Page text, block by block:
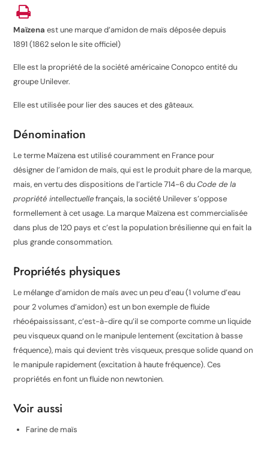
Maïzena est une marque d’amidon de maïs déposée depuis
1891 (1862 selon le site officiel)
Elle est la propriété de la société américaine Conopco entité du
groupe Unilever.
Elle est utilisée pour lier des sauces et des gâteaux.
Dénomination
Le terme Maïzena est utilisé couramment en France pour
désigner de l’amidon de maïs, qui est le produit phare de la marque,
mais, en vertu des dispositions de l’article 714-6 duCode de la
propriété intellectuellefrançais, la société Unilever s’oppose
formellement à cet usage. La marque Maïzena est commercialisée
dans plus de 120 pays et c’est la population brésilienne qui en fait la
plus grande consommation.
Propriétés physiques
Le mélange d’amidon de maïs avec un peu d’eau (1 volume d’eau
pour 2 volumes d’amidon) est un bon exemple de fluide
rhéoépaississant, c’est-à-dire qu’il se comporte comme un liquide
peu visqueux quand on le manipule lentement (excitation à basse
fréquence), mais qui devient très visqueux, presque solide quand on
le manipule rapidement (excitation à haute fréquence). Ces
propriétés en font un fluide non newtonien.
Voir aussi
Farine de maïs